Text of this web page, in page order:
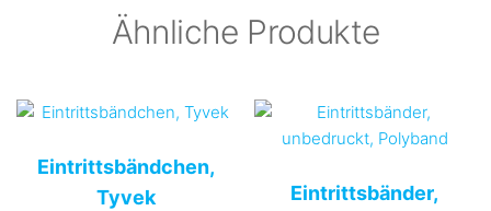
Ähnliche Produkte
Eintrittsbändchen,
Tyvek
Eintrittsbänder,